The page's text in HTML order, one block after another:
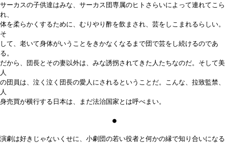
サーカスの子供達はみな、サーカス団専属のヒトさらいによって連れてこら
れ、
体を柔らかくするために、むりやり酢を飲まされ、芸をしこまれるらしい。
そ
して、老いて身体がいうことをきかなくなるまで団で芸をし続けるのであ
る。
だから、団長とその妻以外は、みな誘拐されてきた人たちなのだ。そして美
人
の団員は、泣く泣く団長の愛人にされるということだ。こんな、拉致監禁、
人
身売買が横行する日本は、まだ法治国家とは呼べまい。
●
演劇は好きじゃないくせに、小劇団の若い役者と何かの縁で知り合いになる